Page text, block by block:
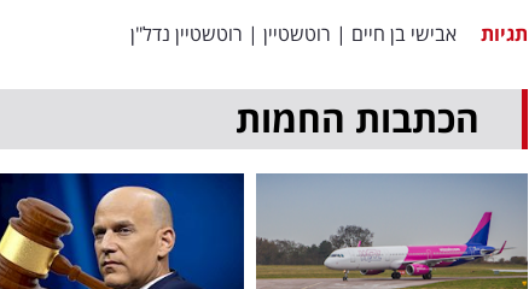
תגיות אבישי בן חיים | רוטשטיין | רוטשטיין נדל"ן
הכתבות החמות